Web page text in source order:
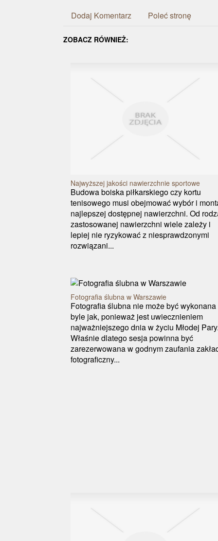
Dodaj Komentarz Poleć stronę
ZOBACZ RÓWNIEŻ:
Najwyższej jakości nawierzchnie sportowe
Budowa boiska piłkarskiego czy kortu
tenisowego musi obejmować wybór i
najlepszej dostępnej nawierzchni. Od
zastosowanej nawierzchni wiele zależy i
lepiej nie ryzykować z niesprawdzonymi
rozwiązani...
Fotografia ślubna w Warszawie
Fotografia ślubna nie może być wykonana
byle jak, ponieważ jest uwiecznieniem
najważniejszego dnia w życiu Młodej
Właśnie dlatego sesja powinna być
zarezerwowana w godnym zaufania
fotograficzny...